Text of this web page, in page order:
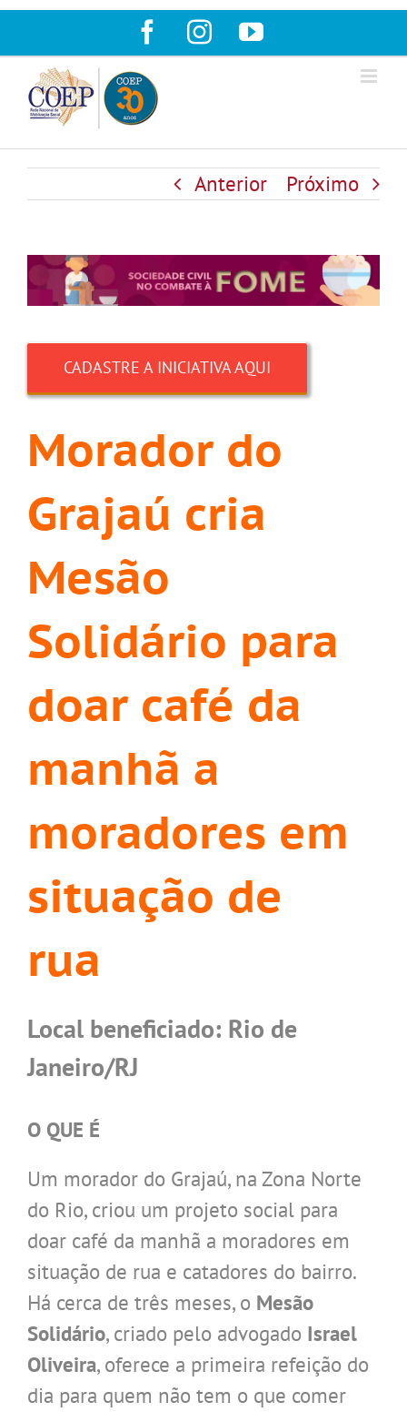
para
conteúdo
Facebook
InstagramYouTube
Anterior Próximo
CADASTRE A INICIATIVA AQUI
Morador do
Grajaú cria
Mesão
Solidário para
doar café da
manhã a
moradores em
situação de
rua
Local beneficiado: Rio de
Janeiro/RJ
O QUE É
Um morador do Grajaú, na Zona Norte
do Rio, criou um projeto social para
doar café da manhã a moradores em
situação de rua e catadores do bairro.
Há cerca de três meses, o Mesão
Solidário, criado pelo advogado Israel
Oliveira, oferece a primeira refeição do
dia para quem não tem o que comer